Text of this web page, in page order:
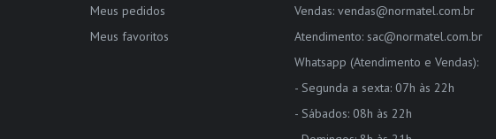
Meus pedidos
Meus favoritos
Vendas: vendas@normatel.com.br
Atendimento: sac@normatel.com.br
Whatsapp (Atendimento e Vendas):
- Segunda a sexta: 07h às 22h
- Sábados: 08h às 22h